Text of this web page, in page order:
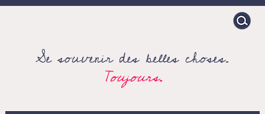
Search
for:
Se souvenir des belles choses.
Toujours.